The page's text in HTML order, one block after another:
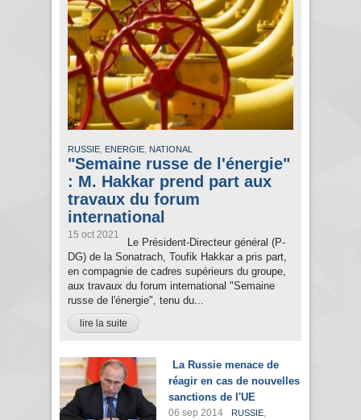
RUSSIE, ENERGIE, NATIONAL
"Semaine russe de l'énergie"
: M. Hakkar prend part aux
travaux du forum
international
15 oct 2021
Le Président-Directeur général (P-
DG) de la Sonatrach, Toufik Hakkar a pris part,
en compagnie de cadres supérieurs du groupe,
aux travaux du forum international "Semaine
russe de l'énergie", tenu du...
lire la suite
La Russie menace de
réagir en cas de nouvelles
sanctions de l'UE
06 sep 2014 RUSSIE,